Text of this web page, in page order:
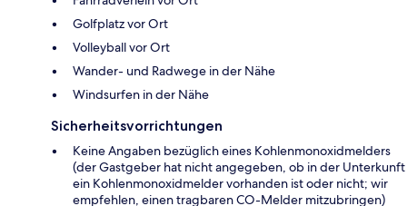
Golfplatz vor Ort
Volleyball vor Ort
Wander- und Radwege in der Nähe
Windsurfen in der Nähe
Sicherheitsvorrichtungen
Keine Angaben bezüglich eines Kohlenmonoxidmelders
(der Gastgeber hat nicht angegeben, ob in der Unterkunft
ein Kohlenmonoxidmelder vorhanden ist oder nicht; wir
empfehlen, einen tragbaren CO-Melder mitzubringen)